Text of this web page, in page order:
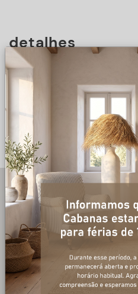
detalhes
DESCRIÇÃO
+